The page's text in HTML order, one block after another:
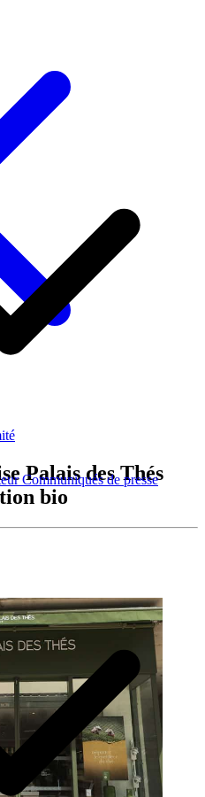
Communiqués de presse
Palais des Thés
bio